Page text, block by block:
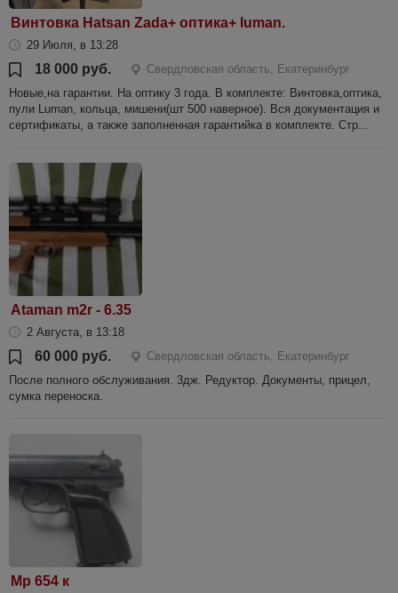
Винтовка Hatsan Zada+ оптика+ luman.
29 Июля, в 13:28
18 000 руб.
Свердловская область, Екатеринбург
Новые,на гарантии. На оптику 3 года. В комплекте: Винтовка,оптика,
пули Luman, кольца, мишени(шт 500 наверное). Вся документация и
сертификаты, а также заполненная гарантийка в комплекте. Стр...
Ataman m2r - 6.35
2 Августа, в 13:18
60 000 руб.
Свердловская область, Екатеринбург
После полного обслуживания. 3дж. Редуктор. Документы, прицел,
сумка переноска.
Мр 654 к